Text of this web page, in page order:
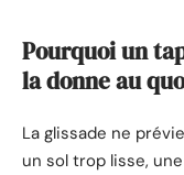
Pourquoi un
la donne au
La glissade ne
un sol trop lisse,